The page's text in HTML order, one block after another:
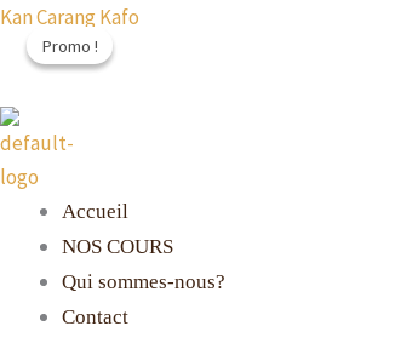
Aller
Kan Carang Kafo
Accueil
NOS COURS
Qui sommes-nous?
Contact
Promo !
Promo !